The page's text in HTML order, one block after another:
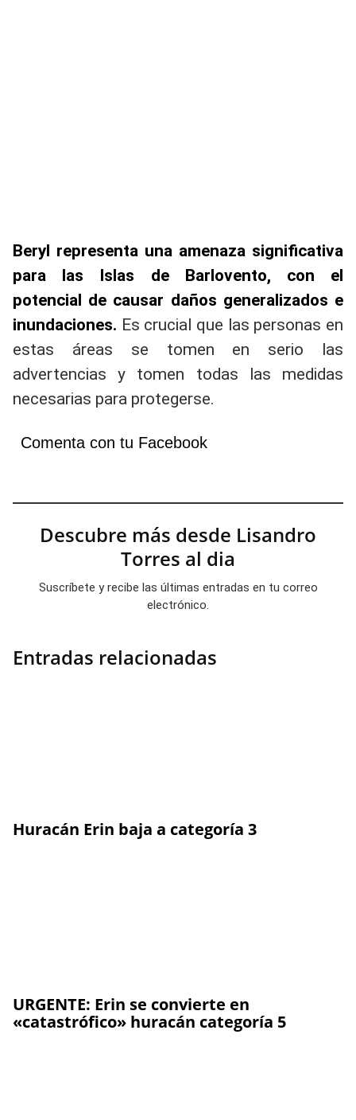
Beryl representa una amenaza significativa
para las Islas de Barlovento, con el
potencial de causar daños generalizados e
inundaciones. Es crucial que las personas en
estas áreas se tomen en serio las
advertencias y tomen todas las medidas
necesarias para protegerse.
Comenta con tu Facebook
Descubre más desde Lisandro
Torres al dia
Suscríbete y recibe las últimas entradas en tu correo
electrónico.
Entradas relacionadas
Huracán Erin baja a categoría 3
URGENTE: Erin se convierte en
«catastrófico» huracán categoría 5